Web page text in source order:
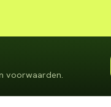
voorwaarden.